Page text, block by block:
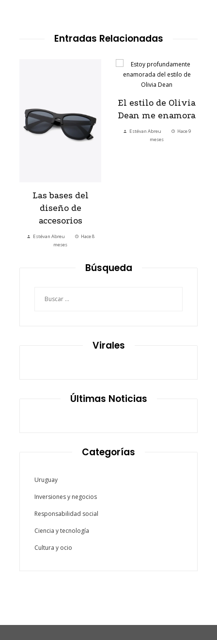
Entradas Relacionadas
Las bases del
diseño de
accesorios
Estévan Abreu
Hace 8
meses
El estilo de Olivia
Dean me enamora
Estévan Abreu
Hace 9
meses
Búsqueda
Virales
Últimas Noticias
Categorías
Uruguay
Inversiones y negocios
Responsabilidad social
Ciencia y tecnología
Cultura y ocio